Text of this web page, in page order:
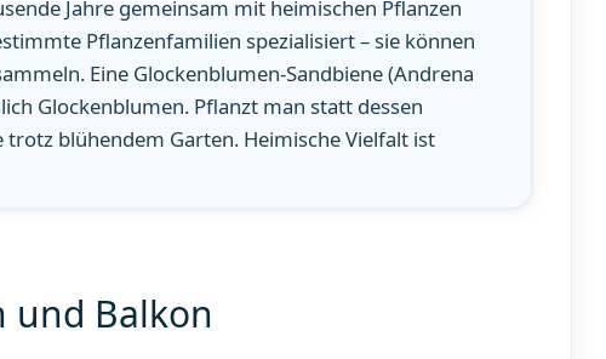
Jahre gemeinsam mit heimischen Pflanzen
Pflanzenfamilien spezialisiert – sie können
Eine Glockenblumen-Sandbiene (Andrena
Glockenblumen. Pflanzt man statt dessen
blühendem Garten. Heimische Vielfalt ist
und Balkon